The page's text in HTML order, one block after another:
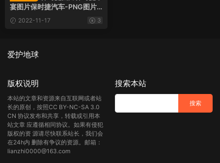
宴图片保时捷汽车-PNG图片1
0610下载
2022-11-17 3
爱护地球
版权说明
本站的文章和资源来自互联网或者站
长的原创，按照CC BY-NC-SA 3.0
CN 协议发布和共享，转载或引用本
站文章 应遵循相同协议。如果有侵犯
版权的资 源请尽快联系站长，我们会
在24h内 删除有争议的资源。邮箱：
lianzhi0000@163.com
搜索本站